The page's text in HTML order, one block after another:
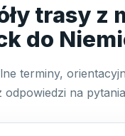
trasy z
do
terminy,
odpowiedzi na